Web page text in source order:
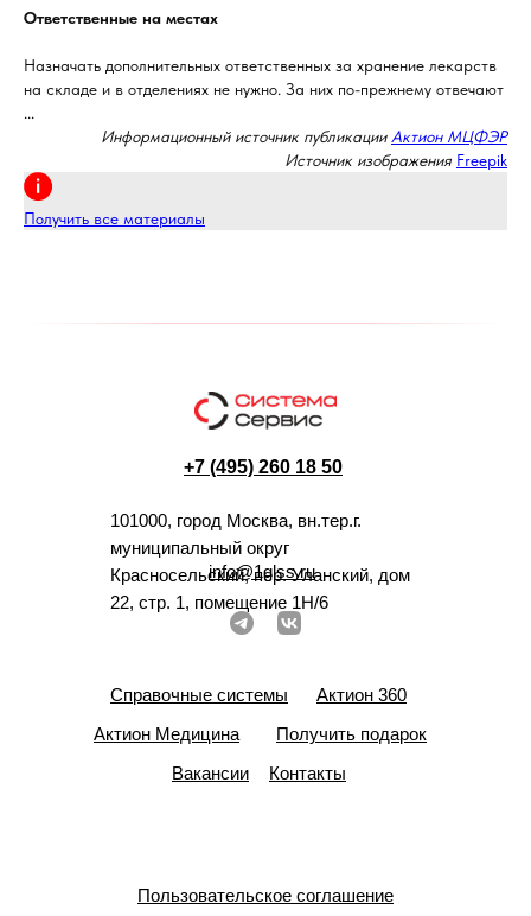
Ответственные на местах
Назначать дополнительных ответственных за хранение лекарств
на складе и в отделениях не нужно. За них по-прежнему отвечают
...
Информационный источник публикации Актион МЦФЭР
Источник изображения Freepik
Получить все материалы
+7 (495) 260 18 50
101000, город Москва, вн.тер.г.
муниципальный округ
Красносельский, пер. Уланский, дом
22, стр. 1, помещение 1Н/6
info@1glss.ru
Справочные системы
Актион 360
Актион Медицина
Получить подарок
Вакансии
Контакты
Пользовательское соглашение